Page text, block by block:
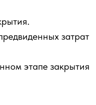
затрат
этапе закрытия